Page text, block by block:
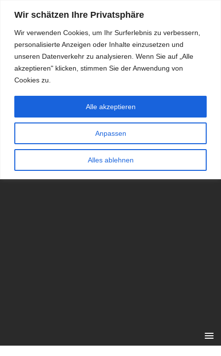
Wir schätzen Ihre Privatsphäre
Wir verwenden Cookies, um Ihr Surferlebnis zu verbessern,
personalisierte Anzeigen oder Inhalte einzusetzen und
unseren Datenverkehr zu analysieren. Wenn Sie auf „Alle
akzeptieren" klicken, stimmen Sie der Anwendung von
Cookies zu.
Anpassen
Alles ablehnen
Alle akzeptieren
RDKS.EXPERT
TESTS, EXPERTEN-TIPPS RUND UM DAS THEMA RDKS UND